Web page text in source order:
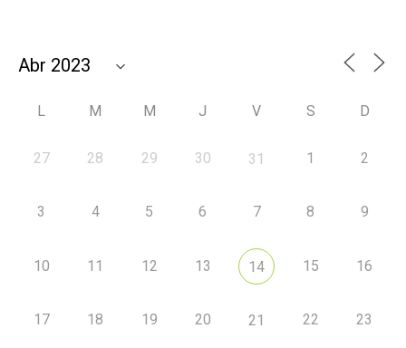
L M M J V S D
27 28 29 30 31 1 2
3 4 5 6 7 8 9
10 11 12 13 14 15 16
17 18 19 20 21 22 23